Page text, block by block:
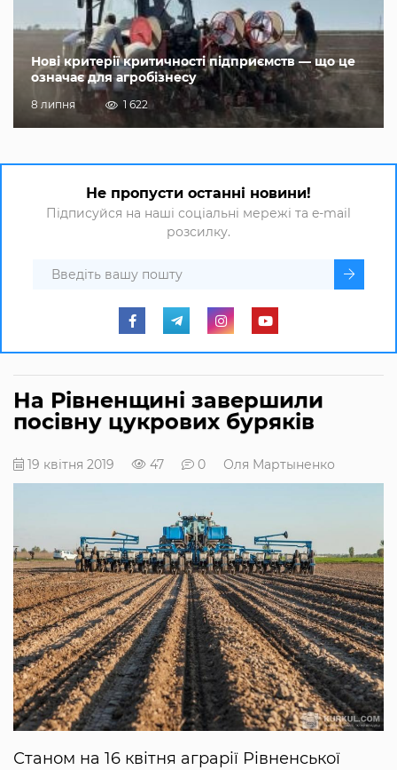
Нові критерії критичності підприємств — що це
означає для агробізнесу
8 липня 1 622
Не пропусти останні новини!
Підписуйся на наші соціальні мережі та e-mail
розсилку.
На Рівненщині завершили
посівну цукрових буряків
19 квітня 2019 47 0 Оля Мартыненко
Станом на 16 квітня аграрії Рівненської